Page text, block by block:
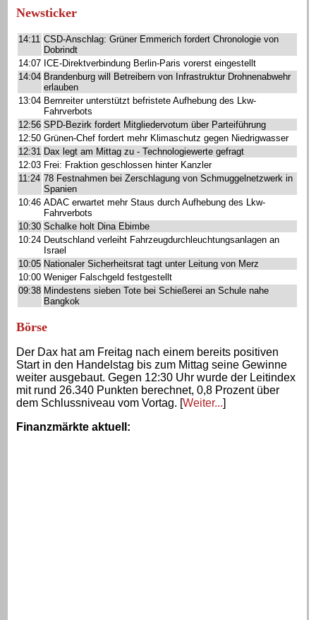
Newsticker
14:11 CSD-Anschlag: Grüner Emmerich fordert Chronologie von
Dobrindt
14:07 ICE-Direktverbindung Berlin-Paris vorerst eingestellt
14:04 Brandenburg will Betreibern von Infrastruktur Drohnenabwehr
erlauben
13:04 Bernreiter unterstützt befristete Aufhebung des Lkw-
Fahrverbots
12:56 SPD-Bezirk fordert Mitgliedervotum über Parteiführung
12:50 Grünen-Chef fordert mehr Klimaschutz gegen Niedrigwasser
12:31 Dax legt am Mittag zu - Technologiewerte gefragt
12:03 Frei: Fraktion geschlossen hinter Kanzler
11:24 78 Festnahmen bei Zerschlagung von Schmuggelnetzwerk in
Spanien
10:46 ADAC erwartet mehr Staus durch Aufhebung des Lkw-
Fahrverbots
10:30 Schalke holt Dina Ebimbe
10:24 Deutschland verleiht Fahrzeugdurchleuchtungsanlagen an
Israel
10:05 Nationaler Sicherheitsrat tagt unter Leitung von Merz
10:00 Weniger Falschgeld festgestellt
09:38 Mindestens sieben Tote bei Schießerei an Schule nahe
Bangkok
Börse
Der Dax hat am Freitag nach einem bereits positiven
Start in den Handelstag bis zum Mittag seine Gewinne
weiter ausgebaut. Gegen 12:30 Uhr wurde der Leitindex
mit rund 26.340 Punkten berechnet, 0,8 Prozent über
dem Schlussniveau vom Vortag. [Weiter...]
Finanzmärkte aktuell :